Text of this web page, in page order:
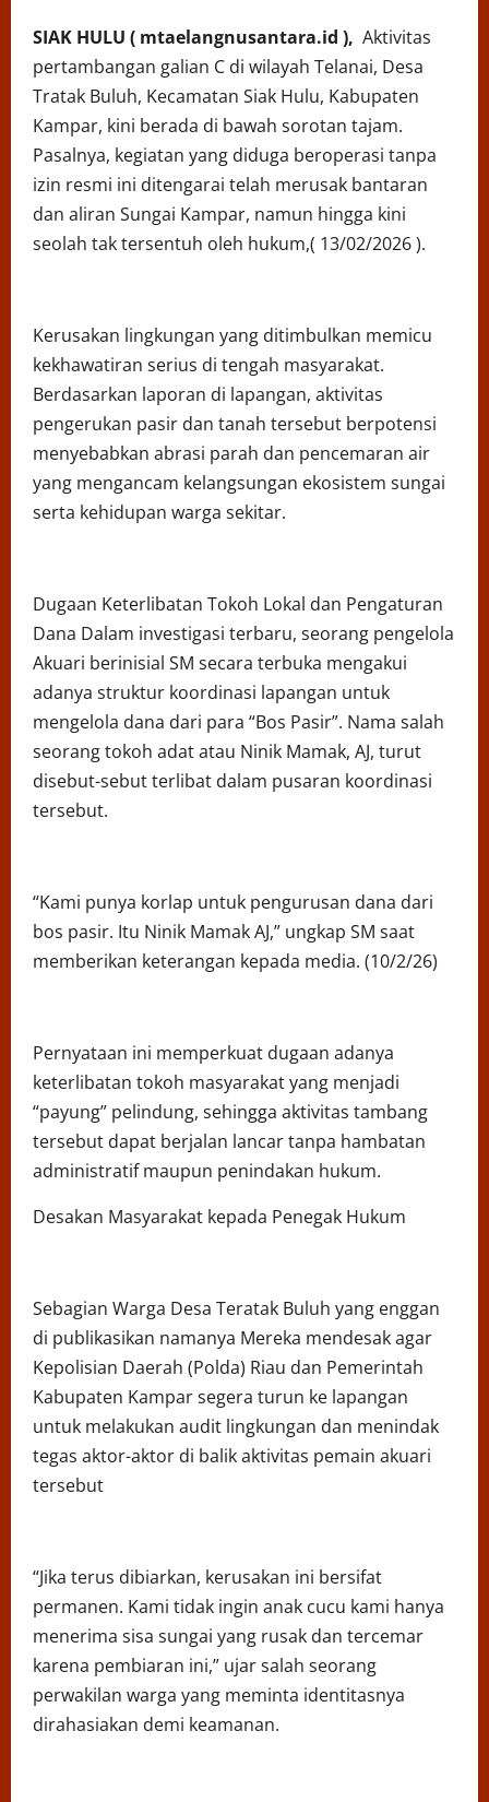
SIAK HULU ( mtaelangnusantara.id ), Aktivitas
pertambangan galian C di wilayah Telanai, Desa
Tratak Buluh, Kecamatan Siak Hulu, Kabupaten
Kampar, kini berada di bawah sorotan tajam.
Pasalnya, kegiatan yang diduga beroperasi tanpa
izin resmi ini ditengarai telah merusak bantaran
dan aliran Sungai Kampar, namun hingga kini
seolah tak tersentuh oleh hukum,( 13/02/2026 ).
Kerusakan lingkungan yang ditimbulkan memicu
kekhawatiran serius di tengah masyarakat.
Berdasarkan laporan di lapangan, aktivitas
pengerukan pasir dan tanah tersebut berpotensi
menyebabkan abrasi parah dan pencemaran air
yang mengancam kelangsungan ekosistem sungai
serta kehidupan warga sekitar.
Dugaan Keterlibatan Tokoh Lokal dan Pengaturan
Dana Dalam investigasi terbaru, seorang pengelola
Akuari berinisial SM secara terbuka mengakui
adanya struktur koordinasi lapangan untuk
mengelola dana dari para “Bos Pasir”. Nama salah
seorang tokoh adat atau Ninik Mamak, AJ, turut
disebut-sebut terlibat dalam pusaran koordinasi
tersebut.
“Kami punya korlap untuk pengurusan dana dari
bos pasir. Itu Ninik Mamak AJ,” ungkap SM saat
memberikan keterangan kepada media. (10/2/26)
Pernyataan ini memperkuat dugaan adanya
keterlibatan tokoh masyarakat yang menjadi
“payung” pelindung, sehingga aktivitas tambang
tersebut dapat berjalan lancar tanpa hambatan
administratif maupun penindakan hukum.
Desakan Masyarakat kepada Penegak Hukum
Sebagian Warga Desa Teratak Buluh yang enggan
di publikasikan namanya Mereka mendesak agar
Kepolisian Daerah (Polda) Riau dan Pemerintah
Kabupaten Kampar segera turun ke lapangan
untuk melakukan audit lingkungan dan menindak
tegas aktor-aktor di balik aktivitas pemain akuari
tersebut
“Jika terus dibiarkan, kerusakan ini bersifat
permanen. Kami tidak ingin anak cucu kami hanya
menerima sisa sungai yang rusak dan tercemar
karena pembiaran ini,” ujar salah seorang
perwakilan warga yang meminta identitasnya
dirahasiakan demi keamanan.